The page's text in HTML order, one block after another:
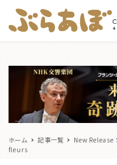
ホーム 記事一覧 New
fleurs